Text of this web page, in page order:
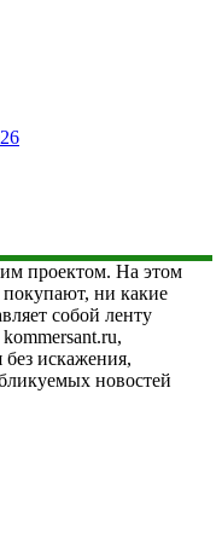
проектом. На этом
покупают, ни какие
собой ленту
искажения,
новостей